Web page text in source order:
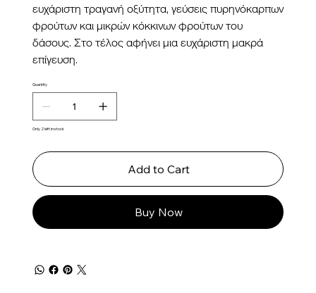
ευχάριστη τραγανή οξύτητα, γεύσεις πυρηνόκαρπων
φρούτων και μικρών κόκκινων φρούτων του
δάσους. Στο τέλος αφήνει μια ευχάριστη μακρά
επίγευση.
Quantity
Only 2 left in stock
Add to Cart
Buy Now